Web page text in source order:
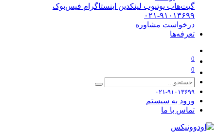
گیت‌هاب یوتیوب لینکدین اینستاگرام فیس‌بوک
۰۲۱-۹۱۰۱۳۶۹۹
درخواست مشاوره
تعرفه‌ها
0
0
۰۲۱-۹۱۰۱۳۶۹۹
ورود به سیستم
تماس با ما